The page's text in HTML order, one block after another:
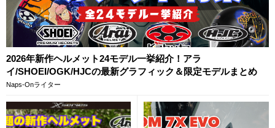
2026年新作ヘルメット24モデル一挙紹介！アラ
イ/SHOEI/OGK/HJCの最新グラフィック＆限定モデルまとめ
Naps-Onライター